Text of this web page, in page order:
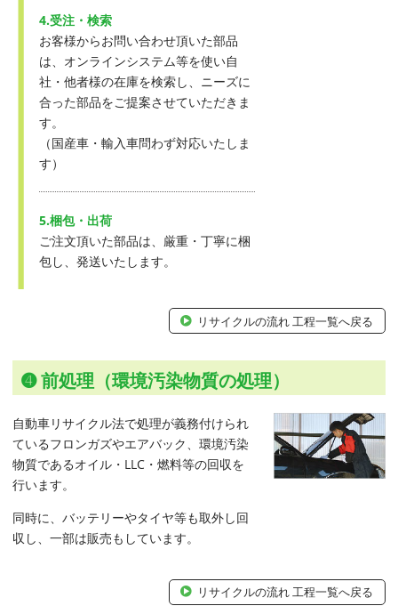
4.受注・検索
お客様からお問い合わせ頂いた部品
は、オンラインシステム等を使い自
社・他者様の在庫を検索し、ニーズに
合った部品をご提案させていただきま
す。
（国産車・輸入車問わず対応いたしま
す）
5.梱包・出荷
ご注文頂いた部品は、厳重・丁寧に梱
包し、発送いたします。
リサイクルの流れ 工程一覧へ戻る
➍ 前処理（環境汚染物質の処理）
自動車リサイクル法で処理が義務付けられ
ているフロンガズやエアバック、環境汚染
物質であるオイル・LLC・燃料等の回収を
行います。
同時に、バッテリーやタイヤ等も取外し回
収し、一部は販売もしています。
リサイクルの流れ 工程一覧へ戻る